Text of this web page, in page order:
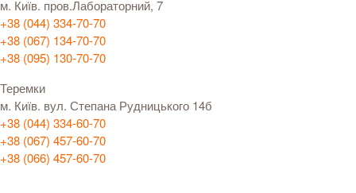
м. Київ. пров.Лабораторний, 7
+38 (044) 334-70-70
+38 (067) 134-70-70
+38 (095) 130-70-70
Теремки
м. Київ. вул. Степана Рудницького 14б
+38 (044) 334-60-70
+38 (067) 457-60-70
+38 (066) 457-60-70